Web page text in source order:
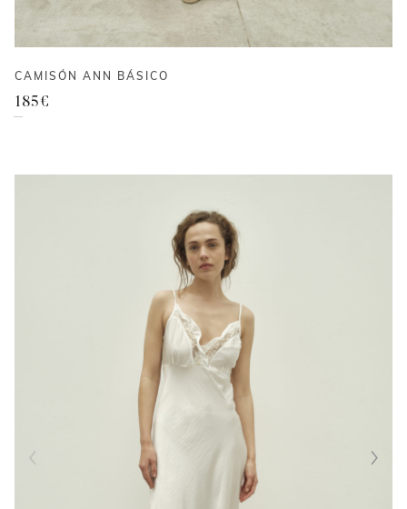
CAMISÓN ANN BÁSICO
185€